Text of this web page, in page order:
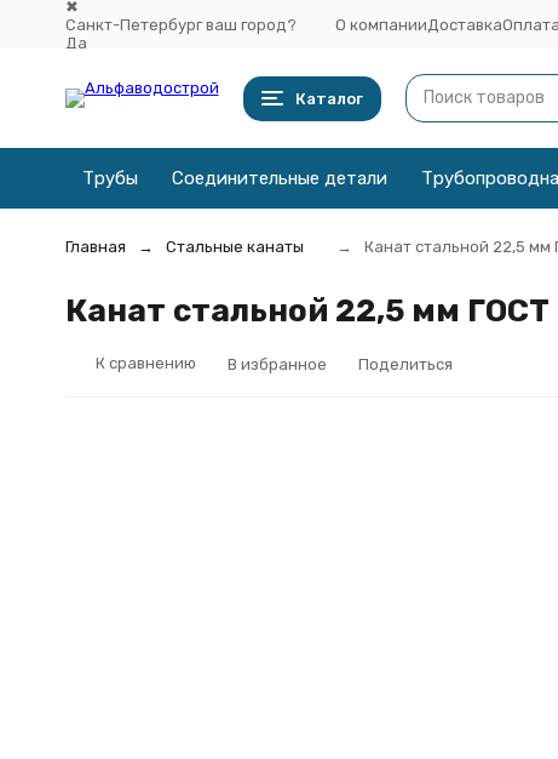
✖
Санкт-Петербург ваш город?
Да
О компании ДоставкаОплата
Каталог
Трубы Соединительные детали
Главная Стальные канаты Канат стальной 22,5 мм
Канат стальной 22,5 мм
К сравнению В избранное Поделиться